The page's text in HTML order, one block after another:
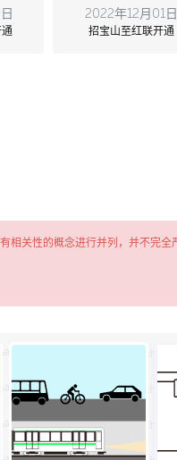
2022年12月01日
招宝山至红联开通
相关性的概念进行并列，并不完